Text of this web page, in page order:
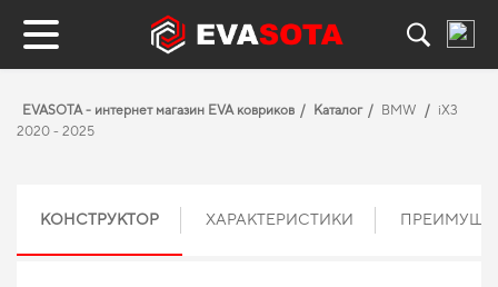
EVASOTA - интернет магазин EVA ковриков Каталог BMW
iX3
2020 - 2025
КОНСТРУКТОР ХАРАКТЕРИСТИКИ